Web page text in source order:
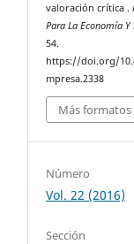
valoración crítica .
Para La Economía Y
54.
https://doi.org/
mpresa.2338
Más formatos
Número
Vol. 22 (2016)
Sección